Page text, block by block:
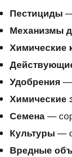
Пестициды
Механизмы
Химические
Удобрения —
Химические
Семена—
Культуры —
Вредные